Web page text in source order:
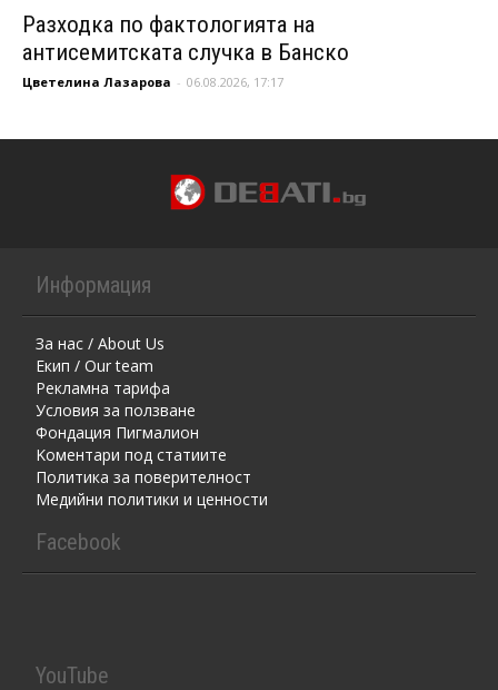
Разходка по фактологията на
антисемитската случка в Банско
Цветелина Лазарова - 06.08.2026, 17:17
Информация
За нас / About Us
Екип / Our team
Рекламна тарифа
Условия за ползване
Фондация Пигмалион
Kоментaри под статиите
Политика за поверителност
Медийни политики и ценности
Facebook
YouTube